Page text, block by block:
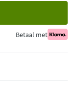
Betaal met